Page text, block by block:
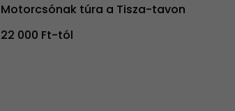
Motorcsónak túra a Tisza-tavon
22 000 Ft-tól